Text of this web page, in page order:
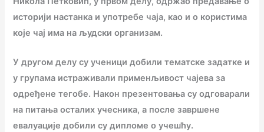
историји настанка и употребе чаја, као и о користима
које чај има на људски организам.
У другом делу су ученици добили тематске задатке и
у групама истраживали применљивост чајева за
одређене тегобе. Након презентовања су одговарали
на питања осталих учесника, а после завршене
евалуације добили су дипломе о учешћу.